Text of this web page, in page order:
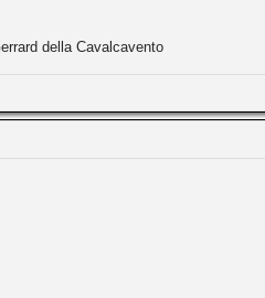
della Cavalcavento